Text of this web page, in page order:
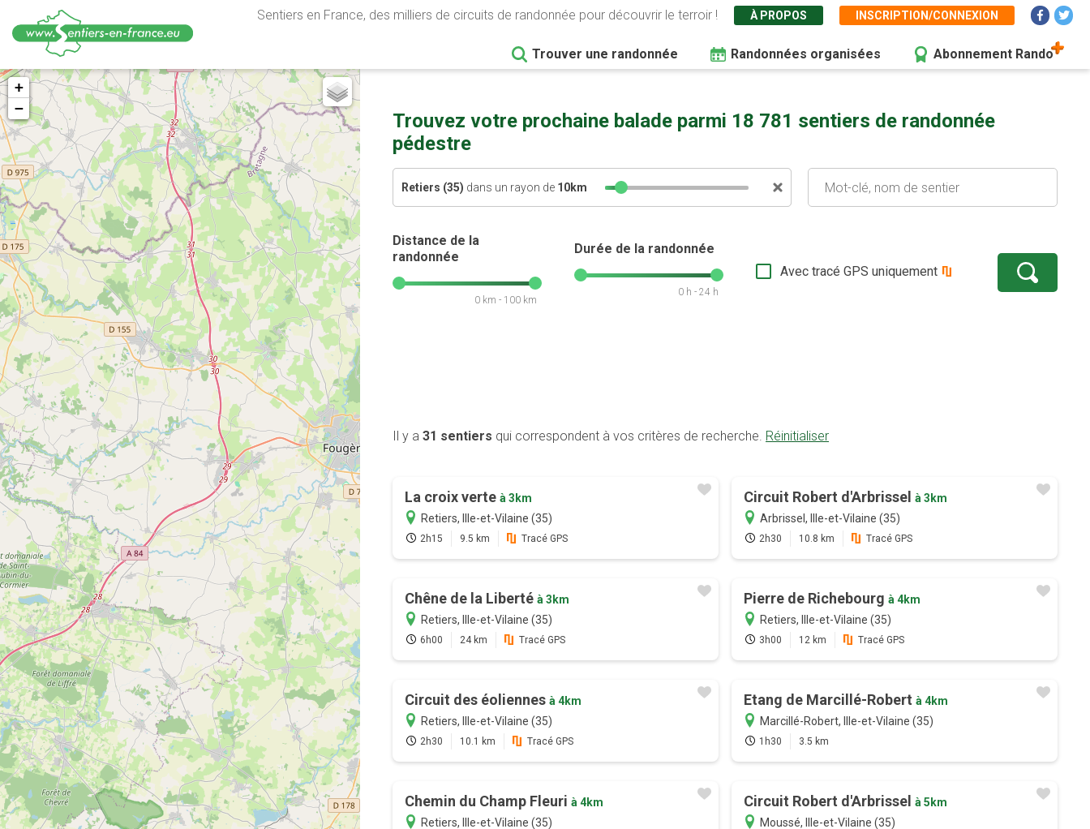
Aller
au
contenu
principal
Sentiers en France, des milliers de circuits de randonnée pour découvrir le terroir ! À PROPOS INSCRIPTION/CONNEXION
Trouver une randonnée Randonnées organisées Abonnement Rando
+
−
Trouvez votre prochaine balade parmi 18 781 sentiers de randonnée
pédestre
Retiers (35) dans un rayon de 10km
Distance de la
randonnée
0 km - 100 km
Durée de la randonnée
0 h - 24 h
Avec tracé GPS uniquement
Il y a 31 sentiers qui correspondent à vos critères de recherche. Réinitialiser
La croix verte à 3km
Retiers, Ille-et-Vilaine (35)
2h15 9.5 km Tracé GPS
Circuit Robert d'Arbrissel à 3km
Arbrissel, Ille-et-Vilaine (35)
2h30 10.8 km Tracé GPS
Chêne de la Liberté à 3km
Retiers, Ille-et-Vilaine (35)
6h00 24 km Tracé GPS
Pierre de Richebourg à 4km
Retiers, Ille-et-Vilaine (35)
3h00 12 km Tracé GPS
Circuit des éoliennes à 4km
Retiers, Ille-et-Vilaine (35)
2h30 10.1 km Tracé GPS
Etang de Marcillé-Robert à 4km
Marcillé-Robert, Ille-et-Vilaine (35)
1h30 3.5 km
Chemin du Champ Fleuri à 4km
Retiers, Ille-et-Vilaine (35)
Circuit Robert d'Arbrissel à 5km
Moussé, Ille-et-Vilaine (35)